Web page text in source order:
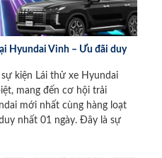
Hyundai Vinh – Ưu đãi duy
kiện Lái thử xe Hyundai
mang đến cơ hội trải
mới nhất cùng hàng loạt
nhất 01 ngày. Đây là sự